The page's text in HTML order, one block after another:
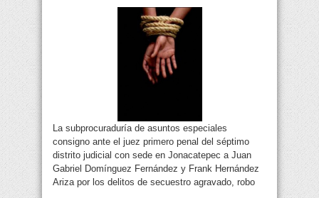
La subprocuraduría de asuntos especiales
consigno ante el juez primero penal del séptimo
distrito judicial con sede en Jonacatepec a Juan
Gabriel Domínguez Fernández y Frank Hernández
Ariza por los delitos de secuestro agravado, robo